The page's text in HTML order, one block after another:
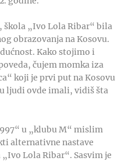
škola „Ivo Lola Ribar“ bila
obrazovanja na Kosovu.
Kako stojimo i
čujem momka iza
koji je prvi put na Kosovu
ljudi ovde imali, vidiš šta
u „klubu M“ mislim
alternativne nastave
Lola Ribar“. Sasvim je